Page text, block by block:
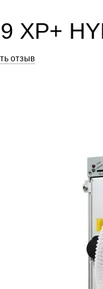
XP+
отзыв